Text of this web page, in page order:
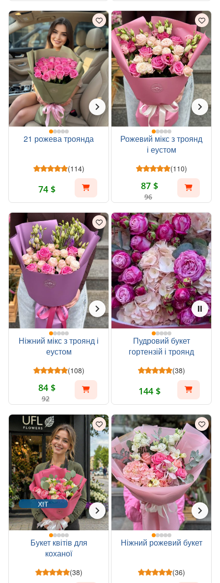
21 рожева троянда
(114)
74 $
Рожевий мікс з троянд
і еустом
(110)
87 $
96
Ніжний мікс з троянд і
еустом
(108)
84 $
92
Пудровий букет
гортензій і троянд
(38)
144 $
ХІТ
Букет квітів для
коханої
(38)
Ніжний рожевий букет
(36)